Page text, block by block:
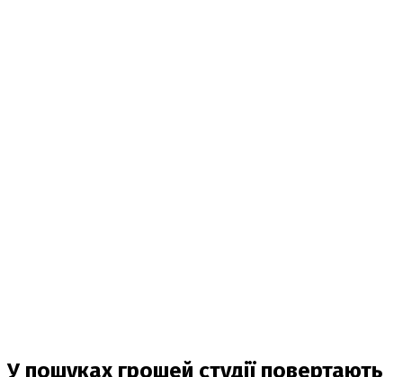
У пошуках грошей студії повертають